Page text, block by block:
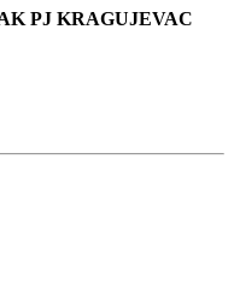
PJ KRAGUJEVAC